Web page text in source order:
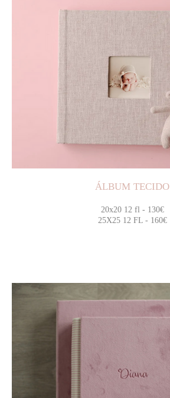
ÁLBUM TECIDO
20x20 12 fl - 130€
25X25 12 FL - 160€